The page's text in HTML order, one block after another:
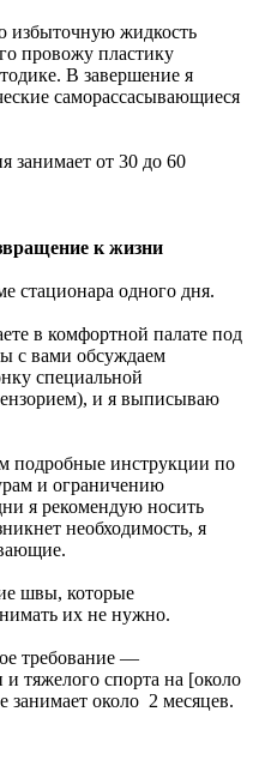
избыточную жидкость
провожу пластику
В завершение я
саморассасывающиеся
занимает от 30 до 60
к жизни
стационара одного дня.
в комфортной палате под
с вами обсуждаем
специальной
и я выписываю
подробные инструкции по
и ограничению
я рекомендую носить
необходимость, я
швы, которые
их не нужно.
требование —
тяжелого спорта на [около
занимает около 2 месяцев.